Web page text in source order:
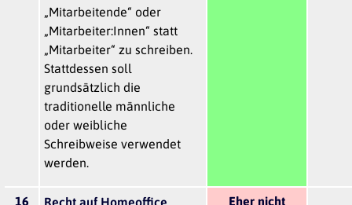
„Mitarbeitende“ oder
„Mitarbeiter:Innen“ statt
„Mitarbeiter“ zu schreiben.
Stattdessen soll
grundsätzlich die
traditionelle männliche
oder weibliche
Schreibweise verwendet
werden.
16
Recht auf Homeoffice
Eher nicht